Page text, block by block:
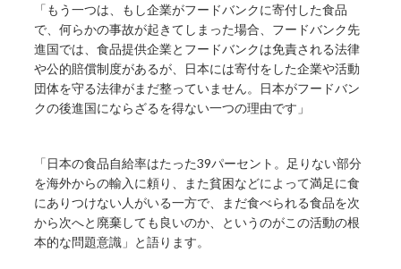
「もう一つは、もし企業がフードバンクに寄付した食品
で、何らかの事故が起きてしまった場合、フードバンク先
進国では、食品提供企業とフードバンクは免責される法律
や公的賠償制度があるが、日本には寄付をした企業や活動
団体を守る法律がまだ整っていません。日本がフードバン
クの後進国にならざるを得ない一つの理由です」
「日本の食品自給率はたった39パーセント。足りない部分
を海外からの輸入に頼り、また貧困などによって満足に食
にありつけない人がいる一方で、まだ食べられる食品を次
から次へと廃棄しても良いのか、というのがこの活動の根
本的な問題意識」と語ります。